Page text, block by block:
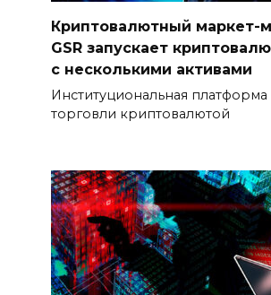
Криптовалютный маркет-
GSR запускает
с несколькими активами
Институциональная платформа
торговли криптовалютой